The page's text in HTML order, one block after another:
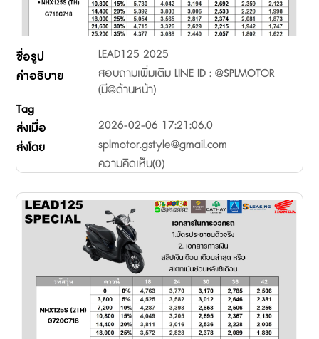
ชื่อรูป
LEAD125 2025
คำอธิบาย
สอบถามเพิ่มเติม LINE ID : @SPLMOTOR
(มี@ด้านหน้า)
Tag
ส่งเมื่อ
2026-02-06 17:21:06.0
ส่งโดย
splmotor.gstyle@gmail.com
ความคิดเห็น(0)